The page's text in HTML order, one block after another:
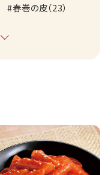
春巻の皮（23）